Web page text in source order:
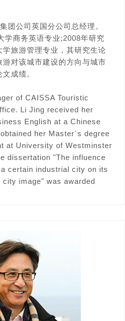
团公司英国分公司总经理。
学商务英语专业;2008年研究
旅游管理专业，其研究生论
对该城市建设的方向与城市
成绩。
of CAISSA Touristic
Li Jing received her
English at a Chinese
her Master´s degree
at University of Westminster
dissertation "The influence
certain industrial city on its
image" was awarded